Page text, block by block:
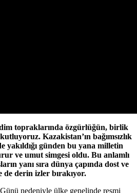
topraklarında özgürlüğün, birlik
Kazakistan’ın bağımsızlık
yakıldığı günden bu yana milletin
ve umut simgesi oldu. Bu anlamlı
yanı sıra dünya çapında dost ve
derin izler bırakıyor.
Günü nedeniyle ülke genelinde resmi